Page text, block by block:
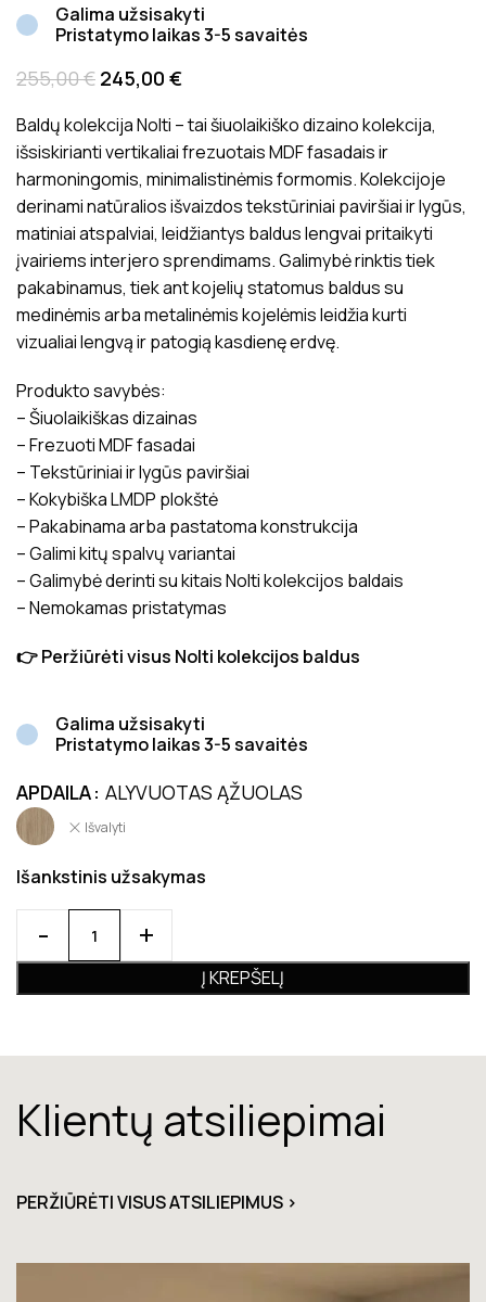
Galima užsisakyti
Pristatymo laikas 3-5 savaitės
255,00€ 245,00 €
Baldų kolekcija Nolti – tai šiuolaikiško dizaino kolekcija,
išsiskirianti vertikaliai frezuotais MDF fasadais ir
harmoningomis, minimalistinėmis formomis. Kolekcijoje
derinami natūralios išvaizdos tekstūriniai paviršiai ir lygūs,
matiniai atspalviai, leidžiantys baldus lengvai pritaikyti
įvairiems interjero sprendimams. Galimybė rinktis tiek
pakabinamus, tiek ant kojelių statomus baldus su
medinėmis arba metalinėmis kojelėmis leidžia kurti
vizualiai lengvą ir patogią kasdienę erdvę.
Produkto savybės:
– Šiuolaikiškas dizainas
– Frezuoti MDF fasadai
– Tekstūriniai ir lygūs paviršiai
– Kokybiška LMDP plokštė
– Pakabinama arba pastatoma konstrukcija
– Galimi kitų spalvų variantai
– Galimybė derinti su kitais Nolti kolekcijos baldais
– Nemokamas pristatymas
👉 Peržiūrėti visus Nolti kolekcijos baldus
Galima užsisakyti
Pristatymo laikas 3-5 savaitės
APDAILA ALYVUOTAS ĄŽUOLAS
Išvalyti
Išankstinis užsakymas
Į KREPŠELĮ
Klientų atsiliepimai
PERŽIŪRĖTI VISUS ATSILIEPIMUS >